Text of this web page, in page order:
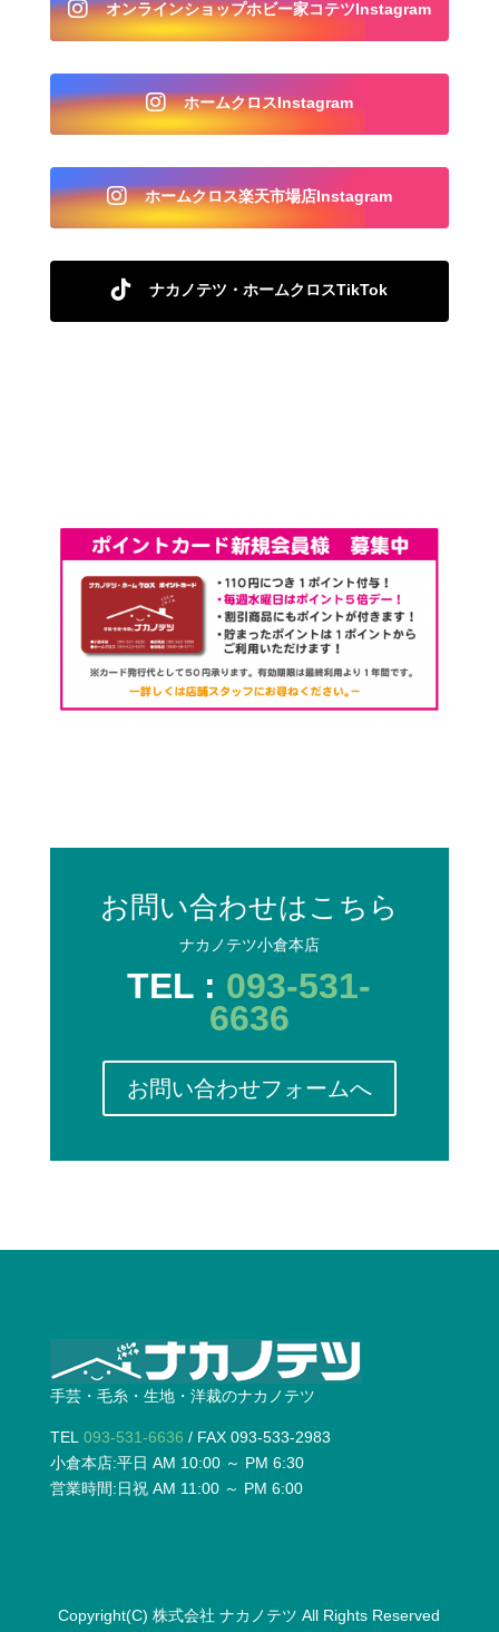
オンラインショップホビー家コテツInstagram
ホームクロスInstagram
ホームクロス楽天市場店Instagram
ナカノテツ・ホームクロスTikTok
お問い合わせはこちら
ナカノテツ小倉本店
TEL : 093-531-
6636
お問い合わせフォームへ
手芸・毛糸・生地・洋裁のナカノテツ
TEL 093-531-6636 / FAX 093-533-2983
小倉本店:平日 AM 10:00 ～ PM 6:30
営業時間:日祝 AM 11:00 ～ PM 6:00
Copyright(C)株式会社 ナカノテツ All Rights Reserved